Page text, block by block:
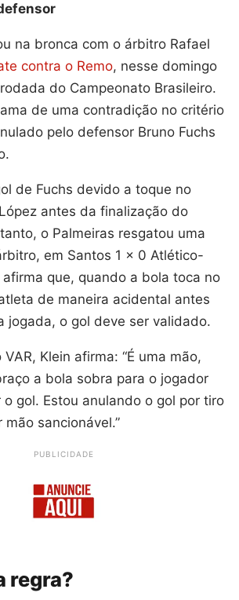
na bronca com o árbitro Rafael
contra o Remo, nesse domingo
do Campeonato Brasileiro.
de uma contradição no critério
pelo defensor Bruno Fuchs
de Fuchs devido a toque no
antes da finalização do
o Palmeiras resgatou uma
em Santos 1 x 0 Atlético-
afirma que, quando a bola toca no
de maneira acidental antes
jogada, o gol deve ser validado.
Klein afirma: “É uma mão,
a bola sobra para o jogador
gol. Estou anulando o gol por tiro
sancionável.”
PUBLICIDADE
regra?